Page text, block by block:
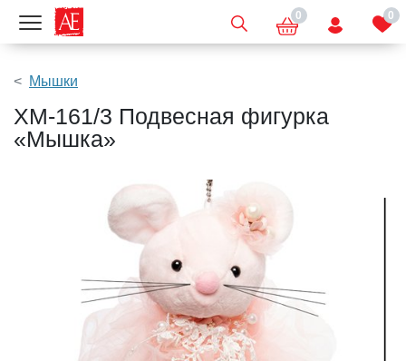
Показать меню 0 0
Мышки
XM-161/3 Подвесная фигурка
«Мышка»